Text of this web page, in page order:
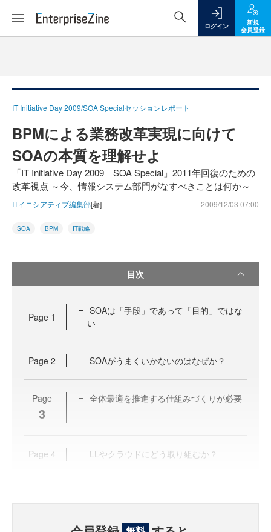
ログイン
新規
会員登録
IT Initiative Day 2009/SOA Specialセッションレポート
BPMによる業務改革実現に向けて
SOAの本質を理解せよ
「IT Initiative Day 2009 SOA Special」2011年回復のための
改革視点 ～今、情報システム部門がなすべきことは何か～
ITイニシアティブ編集部[著] 2009/12/03 07:00
SOA BPM IT戦略
目次
Page 1
SOAは「手段」であって「目的」ではな
い
Page 2 SOAがうまくいかないのはなぜか？
Page
3
全体最適を推進する仕組みづくりが必要
Page 4 LLやクラウドにどう取り組むか？